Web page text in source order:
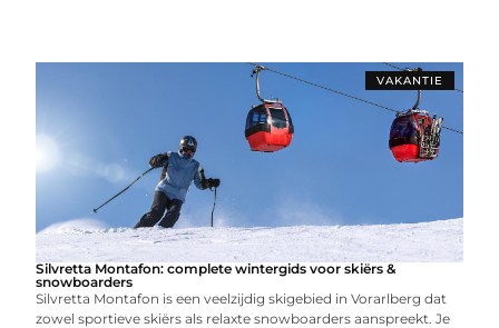
VAKANTIE
Silvretta Montafon: complete wintergids voor skiërs &
snowboarders
Silvretta Montafon is een veelzijdig skigebied in Vorarlberg dat
zowel sportieve skiërs als relaxte snowboarders aanspreekt. Je